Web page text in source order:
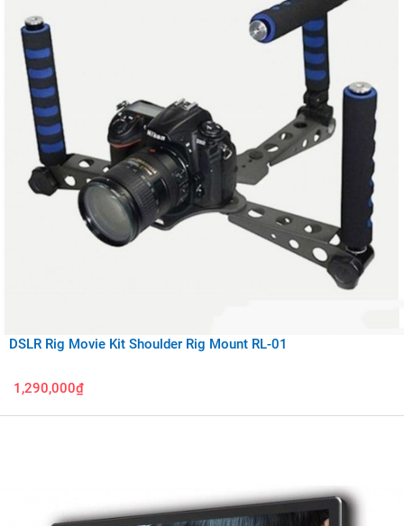
DSLR Rig Movie Kit Shoulder Rig Mount RL-01
1,290,000₫